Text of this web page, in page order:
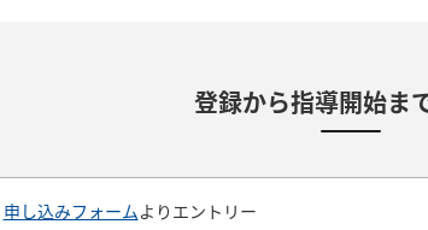
登録から指導開始ま
申し込みフォームよりエントリー